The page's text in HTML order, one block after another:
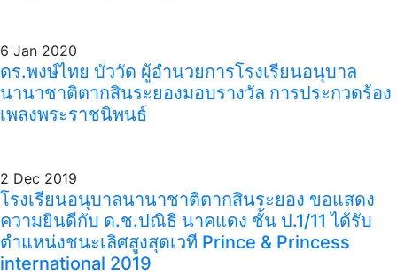
6 Jan 2020
ดร.พงษ์ไทย บัววัด ผู้อำนวยการโรงเรียนอนุบาล
นานาชาติตากสินระยองมอบรางวัล การประกวดร้อง
เพลงพระราชนิพนธ์
2 Dec 2019
โรงเรียนอนุบาลนานาชาติตากสินระยอง ขอแสดง
ความยินดีกับ ด.ช.ปณิธิ นาคแดง ชั้น ป.1/11 ได้รับ
ตำแหน่งชนะเลิศสูงสุดเวที Prince & Princess
international 2019